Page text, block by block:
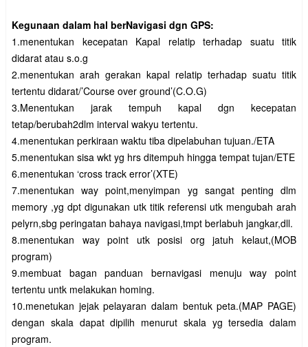
Kegunaan dalam hal berNavigasi dgn GPS:
1.menentukan kecepatan Kapal relatip terhadap suatu titik
didarat atau s.o.g
2.menentukan arah gerakan kapal relatip terhadap suatu titik
tertentu didarat/’Course over ground’(C.O.G)
3.Menentukan jarak tempuh kapal dgn kecepatan
tetap/berubah2dlm interval wakyu tertentu.
4.menentukan perkiraan waktu tiba dipelabuhan tujuan./ETA
5.menentukan sisa wkt yg hrs ditempuh hingga tempat tujan/ETE
6.menentukan ‘cross track error’(XTE)
7.menentukan way point,menyimpan yg sangat penting dlm
memory ,yg dpt digunakan utk titik referensi utk mengubah arah
pelyrn,sbg peringatan bahaya navigasi,tmpt berlabuh jangkar,dll.
8.menentukan way point utk posisi org jatuh kelaut,(MOB
program)
9.membuat bagan panduan bernavigasi menuju way point
tertentu untk melakukan homing.
10.menetukan jejak pelayaran dalam bentuk peta.(MAP PAGE)
dengan skala dapat dipilih menurut skala yg tersedia dalam
program.